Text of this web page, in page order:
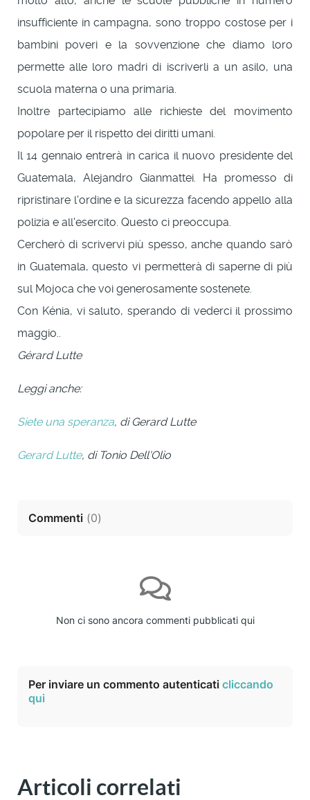
insufficiente in campagna, sono troppo costose per i
bambini poveri e la sovvenzione che diamo loro
permette alle loro madri di iscriverli a un asilo, una
scuola materna o una primaria.
Inoltre partecipiamo alle richieste del movimento
popolare per il rispetto dei diritti umani.
Il 14 gennaio entrerà in carica il nuovo presidente del
Guatemala, Alejandro Gianmattei. Ha promesso di
ripristinare l'ordine e la sicurezza facendo appello alla
polizia e all'esercito. Questo ci preoccupa.
Cercherò di scrivervi più spesso, anche quando sarò
in Guatemala, questo vi permetterà di saperne di più
sul Mojoca che voi generosamente sostenete.
Con Kénia, vi saluto, sperando di vederci il prossimo
maggio..
Gérard Lutte
Leggi anche:
Siete una speranza, di Gerard Lutte
Gerard Lutte, di Tonio Dell'Olio
Commenti (0)
Non ci sono ancora commenti pubblicati qui
Per inviare un commento autenticati cliccando
qui
Articoli correlati